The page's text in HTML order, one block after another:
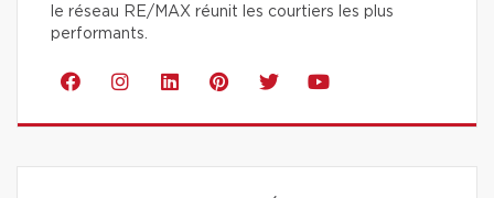
le réseau RE/MAX réunit les courtiers les plus
performants.